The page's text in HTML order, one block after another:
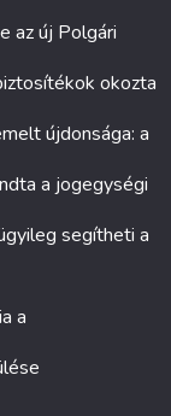
az új Polgári
okozta
újdonsága: a
a jogegységi
segítheti a
a